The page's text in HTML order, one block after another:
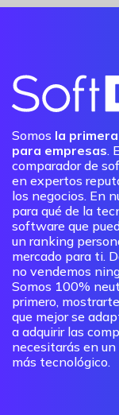
Somos la
para empresas.
comparador de
en expertos
los negocios. En
para qué de la
software que
un ranking
mercado para ti.
no vendemos
Somos 100%
primero,
que mejor se
a adquirir las
necesitarás en
más tecnológico.